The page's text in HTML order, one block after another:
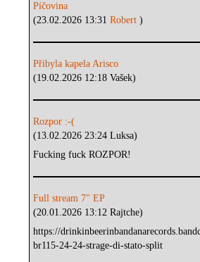
Píčovina
(23.02.2026 13:31Robert)
Přibyla kapela Arisco
(19.02.2026 12:18 Vašek)
Rozpor :-(
(13.02.2026 23:24 Luksa)
Fucking fuck ROZPOR!
Full stream 7" EP
(20.01.2026 13:12 Rajtche)
https://
br115-24-24-strage-di-stato-split